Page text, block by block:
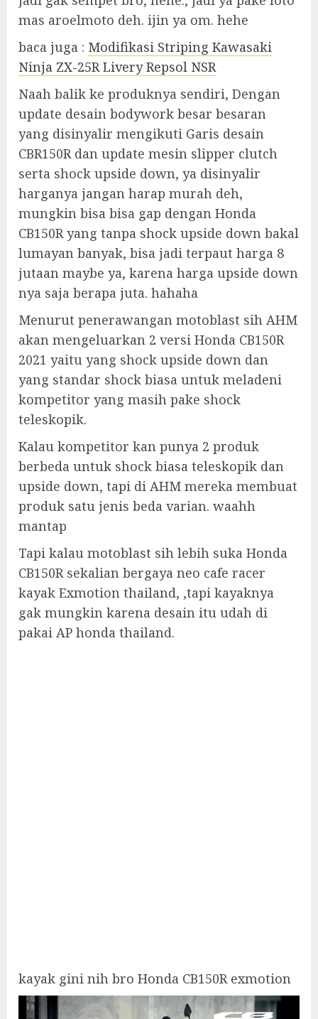
mas aroelmoto deh. ijin ya om. hehe
baca juga : Modifikasi Striping Kawasaki
Ninja ZX-25R Livery Repsol NSR
Naah balik ke produknya sendiri, Dengan
update desain bodywork besar besaran
yang disinyalir mengikuti Garis desain
CBR150R dan update mesin slipper clutch
serta shock upside down, ya disinyalir
harganya jangan harap murah deh,
mungkin bisa bisa gap dengan Honda
CB150R yang tanpa shock upside down bakal
lumayan banyak, bisa jadi terpaut harga 8
jutaan maybe ya, karena harga upside down
nya saja berapa juta. hahaha
Menurut penerawangan motoblast sih AHM
akan mengeluarkan 2 versi Honda CB150R
2021 yaitu yang shock upside down dan
yang standar shock biasa untuk meladeni
kompetitor yang masih pake shock
teleskopik.
Kalau kompetitor kan punya 2 produk
berbeda untuk shock biasa teleskopik dan
upside down, tapi di AHM mereka membuat
produk satu jenis beda varian. waahh
mantap
Tapi kalau motoblast sih lebih suka Honda
CB150R sekalian bergaya neo cafe racer
kayak Exmotion thailand, ,tapi kayaknya
gak mungkin karena desain itu udah di
pakai AP honda thailand.
kayak gini nih bro Honda CB150R exmotion